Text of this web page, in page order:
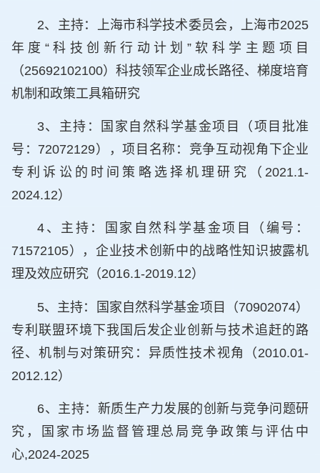
2、主持：上海市科学技术委员会，上海市2025
年度“科技创新行动计划”软科学主题项目
（25692102100）科技领军企业成长路径、梯度培育
机制和政策工具箱研究
3、主持：国家自然科学基金项目（项目批准
号：72072129），项目名称：竞争互动视角下企业
专利诉讼的时间策略选择机理研究（2021.1-
2024.12）
4、主持：国家自然科学基金项目（编号：
71572105），企业技术创新中的战略性知识披露机
理及效应研究（2016.1-2019.12）
5、主持：国家自然科学基金项目（70902074）
专利联盟环境下我国后发企业创新与技术追赶的路
径、机制与对策研究：异质性技术视角（2010.01-
2012.12）
6、主持：新质生产力发展的创新与竞争问题研
究，国家市场监督管理总局竞争政策与评估中
心,2024-2025